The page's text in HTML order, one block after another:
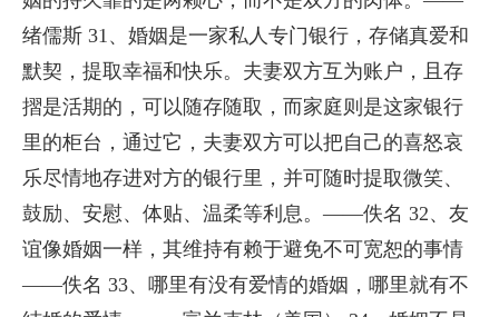
绪儒斯 31、婚姻是一家私人专门银行，存储真爱和
默契，提取幸福和快乐。夫妻双方互为账户，且存
摺是活期的，可以随存随取，而家庭则是这家银行
里的柜台，通过它，夫妻双方可以把自己的喜怒哀
乐尽情地存进对方的银行里，并可随时提取微笑、
鼓励、安慰、体贴、温柔等利息。——佚名 32、友
谊像婚姻一样，其维持有赖于避免不可宽恕的事情
——佚名 33、哪里有没有爱情的婚姻，哪里就有不